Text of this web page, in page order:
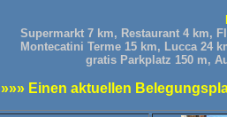
Supermarkt 7 km, Restaurant 4 km,
Montecatini Terme 15 km, Lucca 24
gratis Parkplatz 150 m,
»»» Einen aktuellen